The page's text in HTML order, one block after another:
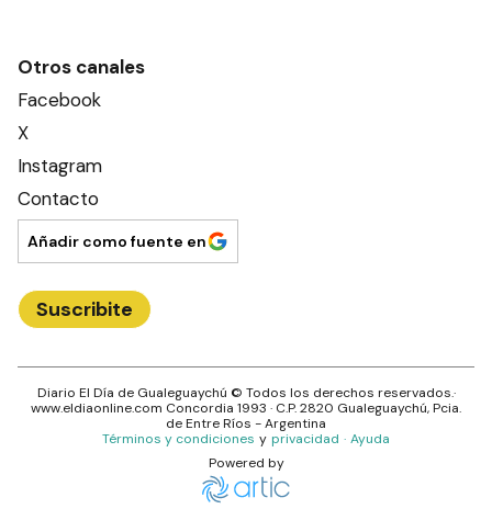
Otros canales
Facebook
X
Instagram
Contacto
Añadir como fuente en
Suscribite
Diario El Día de Gualeguaychú © Todos los derechos reservados.·
www.eldiaonline.com Concordia 1993 · C.P.2820 Gualeguaychú, Pcia.
deEntre Ríos - Argentina
Términos y condiciones y privacidad · Ayuda
Powered by